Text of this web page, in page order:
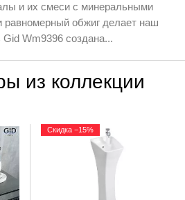
и их смеси с минеральными
равномерный обжиг делает наш
Wm9396 создана...
из коллекции
Скидка −15%